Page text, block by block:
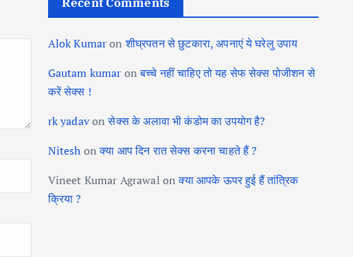
Alok Kumaronशीघ्रपतन से छुटकारा, अपनाएं ये घरेलु उपाय
Gautam kumar onबच्चे नहीं चाहिए तो यह सेफ सेक्स पोजीशन से
करें सेक्स !
rk yadavonसेक्स के अलावा भी कंडोम का उपयोग है?
Nitesh onक्या आप दिन रात सेक्स करना चाहते हैं ?
Vineet Kumar Agrawal onक्या आपके ऊपर हुई हैं तांत्रिक
क्रिया ?